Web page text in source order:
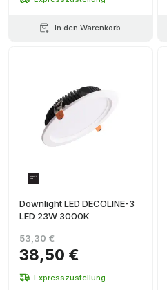
In den Warenkorb
Downlight LED DECOLINE-3
LED 23W 3000K
38,50 €
53,30 €
Expresszustellung